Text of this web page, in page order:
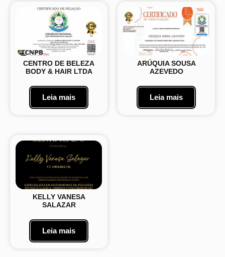
CENTRO DE BELEZA
BODY & HAIR LTDA
Leia mais
ARÚQUIA SOUSA
AZEVEDO
Leia mais
KELLY VANESA
SALAZAR
Leia mais